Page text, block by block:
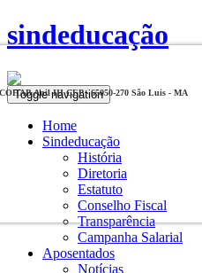
sindeducação
Toggle navigation
Home
Sindeducação
História
Diretoria
Estatuto
Conselho Fiscal
Transparência
Campanha Salarial
Aposentados
Notícias
COHAB Anil III CEP - 65050-270 São Luis - MA